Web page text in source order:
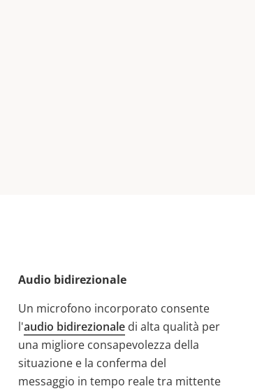
Audio bidirezionale
Un microfono incorporato consente
l'audio bidirezionaledi alta qualità per
una migliore consapevolezza della
situazione e la conferma del
messaggio in tempo reale tra mittente